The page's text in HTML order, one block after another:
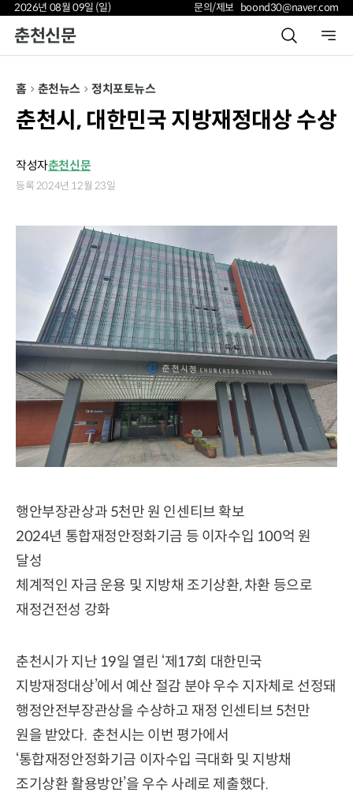
2026년 08월 09일 (일) 문의/제보 boond30@naver.com
춘천신문
홈 춘천뉴스 정치포토뉴스
춘천시, 대한민국 지방재정대상 수상
작성자춘천신문
등록 2024년 12월 23일
행안부장관상과 5천만 원 인센티브 확보
2024년 통합재정안정화기금 등 이자수입 100억 원
달성
체계적인 자금 운용 및 지방채 조기상환, 차환 등으로
재정건전성 강화
춘천시가 지난 19일 열린 ‘제17회 대한민국
지방재정대상’에서 예산 절감 분야 우수 지자체로 선정돼
행정안전부장관상을 수상하고 재정 인센티브 5천만
원을 받았다. 춘천시는 이번 평가에서
‘통합재정안정화기금 이자수입 극대화 및 지방채
조기상환 활용방안’을 우수 사례로 제출했다.